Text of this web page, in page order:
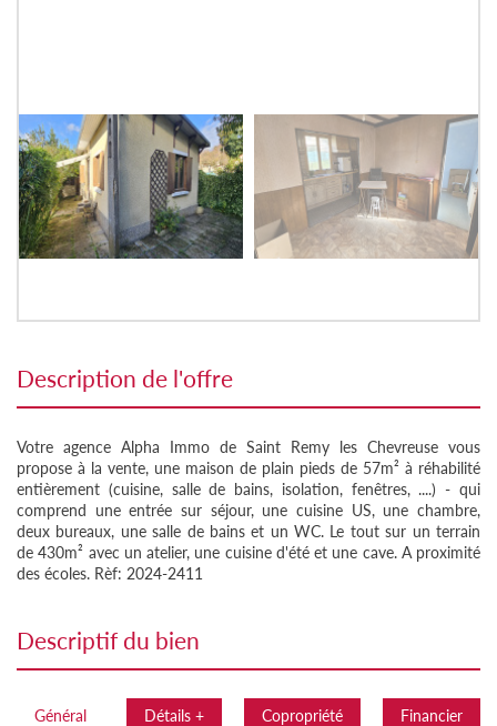
description de l'offre
Votre agence Alpha Immo de Saint Remy les Chevreuse vous
propose à la vente, une maison de plain pieds de 57m² à réhabilité
entièrement (cuisine, salle de bains, isolation, fenêtres, ....) - qui
comprend une entrée sur séjour, une cuisine US, une chambre,
deux bureaux, une salle de bains et un WC. Le tout sur un terrain
de 430m² avec un atelier, une cuisine d'été et une cave. A proximité
des écoles. Rèf: 2024-2411
descriptif du bien
Général Détails + Copropriété Financier